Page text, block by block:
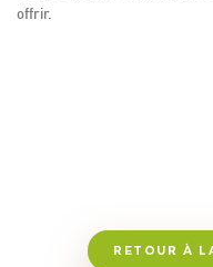
offrir.
RETOUR À